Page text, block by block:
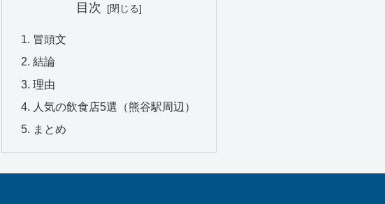
目次
冒頭文
結論
理由
人気の飲食店5選（熊谷駅周辺）
まとめ